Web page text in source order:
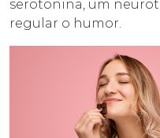
serotonina, um
regular o humor.